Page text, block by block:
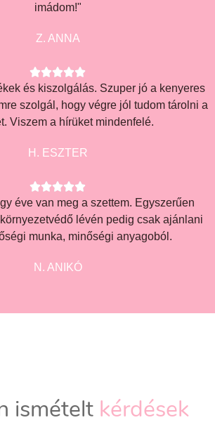
imádom!"
Z. ANNA

és kiszolgálás. Szuper jó a kenyeres
szolgál, hogy végre jól tudom tárolni a
Viszem a hírüket mindenfelé.
H. ESZTER

éve van meg a szettem. Egyszerűen
lévén pedig csak ajánlani
munka, minőségi anyagoból.
N. ANIKÓ
ismételt kérdések